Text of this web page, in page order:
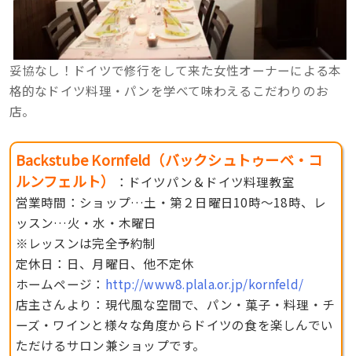
妥協なし！ドイツで修行をして来た女性オーナーによる本
格的なドイツ料理・パンを学べて味わえるこだわりのお
店。
Backstube Kornfeld （バックシュトゥーベ・コ
ルンフェルト）
：ドイツパン＆ドイツ料理教室
営業時間：ショップ…土・第２日曜日10時〜18時、レ
ッスン…火・水・木曜日
※レッスンは完全予約制
定休日：日、月曜日、他不定休
ホームページ： http://www8.plala.or.jp/kornfeld/
店主さんより：現代風な空間で、パン・菓子・料理・チ
ーズ・ワインと様々な角度からドイツの食を楽しんでい
ただけるサロン兼ショップです。